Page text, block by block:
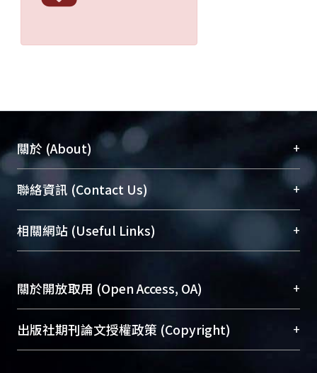
關於 (About) +
臺大位居世界頂尖大學之列，為永久珍藏及向國際
展現本校豐碩的研究成果及學術能量，圖書館整合
機構典藏（NTUR）與學術庫（AH）不同功能平
台，成為臺大學術典藏NTU scholars。期能整合研
究能量、促進交流合作、保存學術產出、推廣研究
成果。
To permanently archive and promote researcher
profiles and scholarly works, Library integrates the
services of “NTU Repository” with “Academic
聯絡資訊 (Contact Us) +
總館學科館員(Main Library)
醫學圖書館學科館員(Medical Library)
(Social
Sciences Library)
相關網站 (Useful Links) +
關於開放取用 (Open Access, OA) +
開放取用是從使用者角度提升資訊取用性的社會運
動，應用在學術研究上是透過將研究著作公開供使
出版社期刊論文授權政策 (Copyright) +